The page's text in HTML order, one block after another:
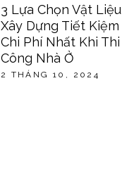
3 Lựa Chọn Vật Liệu
Xây Dựng Tiết Kiệm
Chi Phí Nhất Khi Thi
Công Nhà Ở
2 THÁNG 10, 2024